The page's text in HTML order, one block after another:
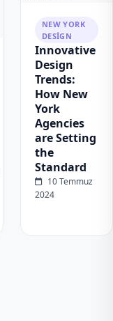
NEW YORK
DESIGN
Innovative
Design
Trends:
How New
York
Agencies
are Setting
the
Standard
10 Temmuz
2024